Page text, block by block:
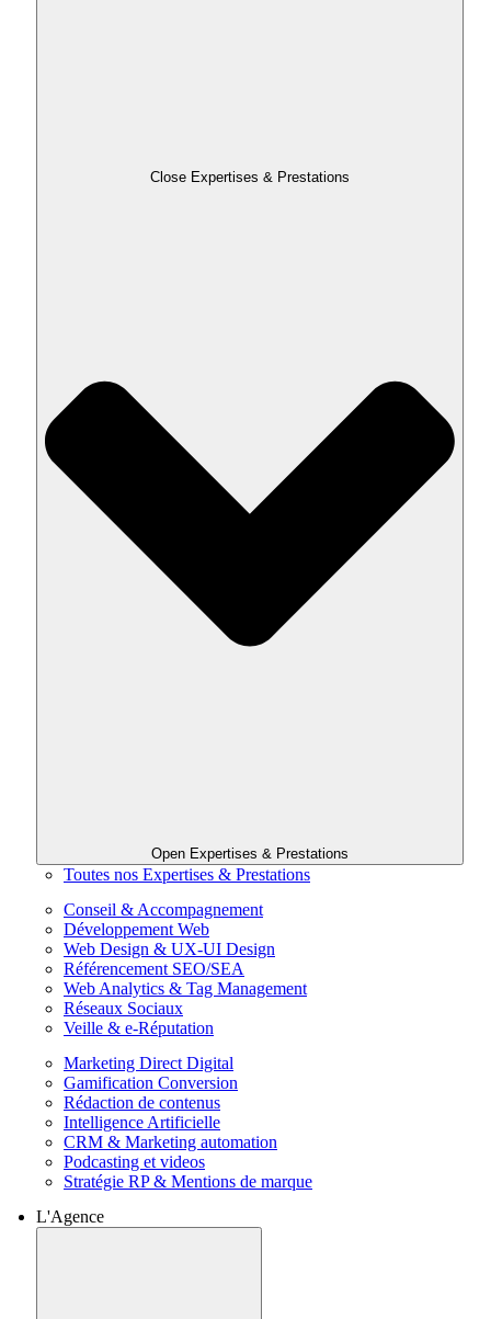
Close Expertises & Prestations
Open Expertises & Prestations
Toutes nos Expertises & Prestations
Conseil & Accompagnement
Développement Web
Web Design & UX-UI Design
Référencement SEO/SEA
Web Analytics & Tag Management
Réseaux Sociaux
Veille & e-Réputation
Marketing Direct Digital
Gamification Conversion
Rédaction de contenus
Intelligence Artificielle
CRM & Marketing automation
Podcasting et videos
Stratégie RP & Mentions de marque
L'Agence